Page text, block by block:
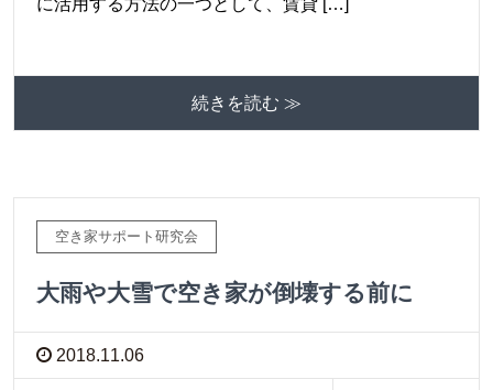
続きを読む ≫
空き家サポート研究会
大雨や大雪で空き家が倒壊する前に
2018.11.06